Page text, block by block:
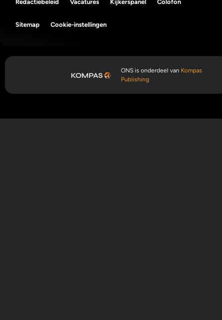
Redactiebeleid Vacatures Kijkerspanel Colofon
Sitemap Cookie-instellingen
ONS is onderdeel van Kompas
Publishing